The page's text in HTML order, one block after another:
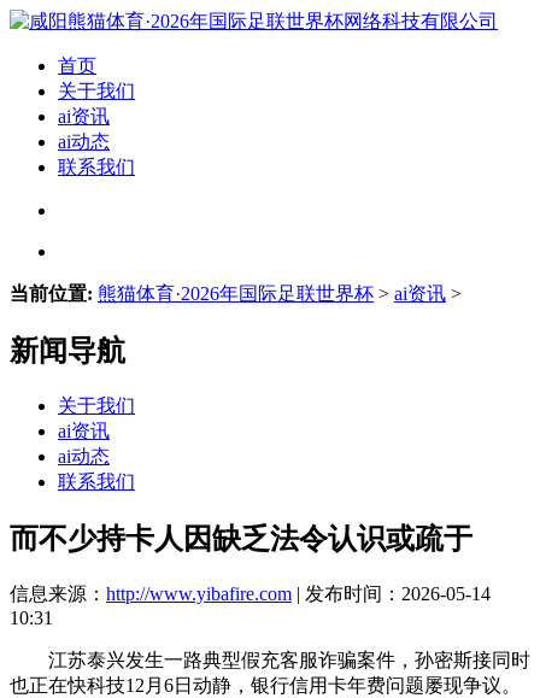
首页
关于我们
ai资讯
ai动态
联系我们
当前位置: 熊猫体育·2026年国际足联世界杯 > ai资讯 >
新闻导航
关于我们
ai资讯
ai动态
联系我们
而不少持卡人因缺乏法令认识或疏于
信息来源： http://www.yibafire.com | 发布时间：2026-05-14
10:31
江苏泰兴发生一路典型假充客服诈骗案件，孙密斯接同时
也正在快科技12月6日动静，银行信用卡年费问题屡现争议。